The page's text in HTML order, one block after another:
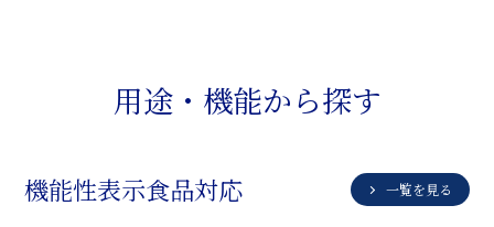
用途・機能から探す
機能性表示食品対応 一覧を見る